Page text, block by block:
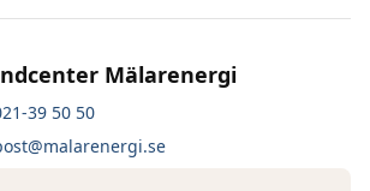
Mälarenergi
39 50 50